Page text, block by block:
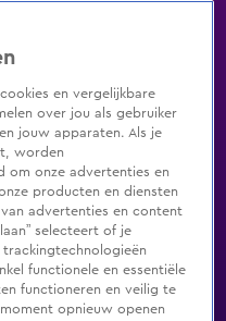
Zenders Genres
en vergelijkbare
over jou als gebruiker
jouw apparaten. Als je
worden
om onze advertenties en
producten en diensten
advertenties en content
selecteert of je
functionele en essentiële
functioneren en veilig te
opnieuw openen